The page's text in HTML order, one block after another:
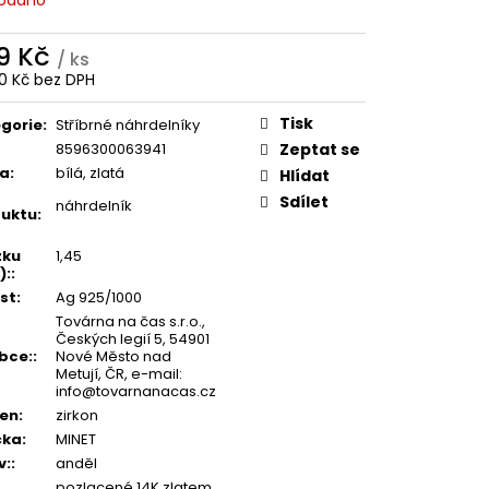
Kč / ks
Kč bez DPH
: Stříbrné náhrdelníky
8596300063941
:
bílá, zlatá
:
náhrdelník
:
1,45
: Ag 925/1000
:
Továrna na čas s.r.o.,
Českých legií 5, 54901
Nové Město nad
Metují, ČR, e-mail:
info@tovarnanacas.cz
:
zirkon
:
MINET
:
anděl
Tisk
Zeptat se
Hlídat
Sdílet